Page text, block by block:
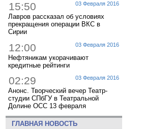
03 Февраля 2016
15:50
Лавров рассказал об условиях
прекращения операции ВКС в
Сирии
03 Февраля 2016
12:00
Нефтяникам укорачивают
кредитные рейтинги
03 Февраля 2016
02:29
Анонс. Творческий вечер Театр-
студии СПбГУ в Театральной
Долине ОСС 13 февраля
ГЛАВНАЯ НОВОСТЬ